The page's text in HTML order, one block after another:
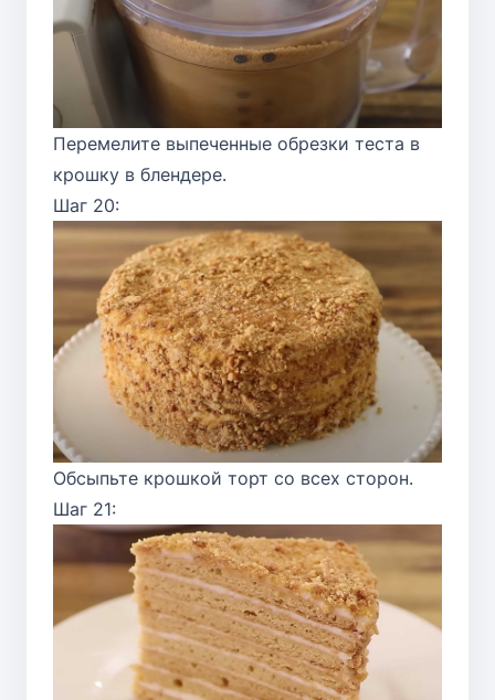
Перемелите выпеченные обрезки теста в
крошку в блендере.
Шаг 20:
Обсыпьте крошкой торт со всех сторон.
Шаг 21: